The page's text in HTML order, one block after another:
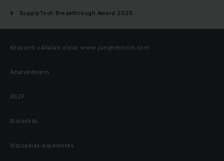
SupplyTech Breakthrough Award 2025
Központi vállalati oldal: www.jungheinrich.com
Adatvédelem
ÁSZF
Biztosítás
Visszaélés-bejelentés